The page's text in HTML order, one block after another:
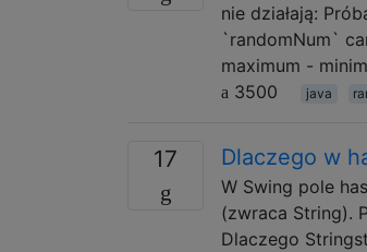
nie działają:
`randomNum`
maximum -
3500
java
17 Dlaczego w
W Swing pole
(zwraca String).
Dlaczego